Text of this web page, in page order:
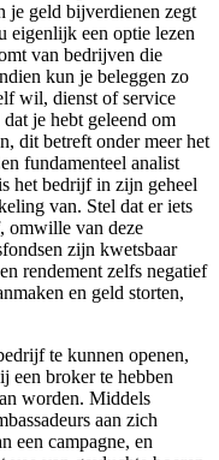
je geld bijverdienen zegt
eigenlijk een optie lezen
van bedrijven die
kun je beleggen zo
wil, dienst of service
je hebt geleend om
dit betreft onder meer het
fundamenteel analist
het bedrijf in zijn geheel
van. Stel dat er iets
omwille van deze
zijn kwetsbaar
rendement zelfs negatief
en geld storten,
te kunnen openen,
een broker te hebben
worden. Middels
aan zich
een campagne, en